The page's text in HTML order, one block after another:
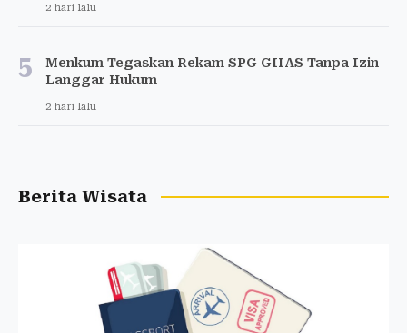
2 hari lalu
5
Menkum Tegaskan Rekam SPG GIIAS Tanpa Izin
Langgar Hukum
2 hari lalu
Berita Wisata